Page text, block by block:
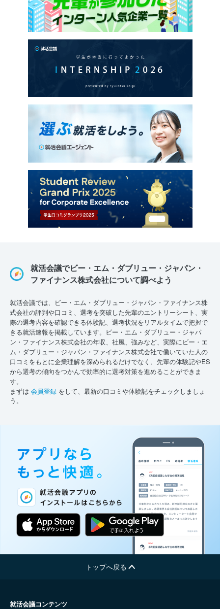
就活会議でビー・エム・ダブリュー・ジャパン・
ファイナンス株式会社について調べよう
就活会議では、ビー・エム・ダブリュー・ジャパン・ファイナンス株
式会社の評判や口コミ、選考を突破した先輩のエントリーシート、実
際の選考内容を確認できる体験記、選考状況をリアルタイムで把握で
きる就活速報を掲載しています。ビー・エム・ダブリュー・ジャパ
ン・ファイナンス株式会社の年収、社風、強みなど、実際にビー・エ
ム・ダブリュー・ジャパン・ファイナンス株式会社で働いていた人の
口コミをもとに企業理解を深められるだけでなく、先輩の体験記やES
から選考の傾向をつかんで効率的に選考対策を進めることができま
す。
まずは 会員登録 をして、最新の口コミや体験記をチェックしましょ
う。
トップへ戻る
就活会議コンテンツ